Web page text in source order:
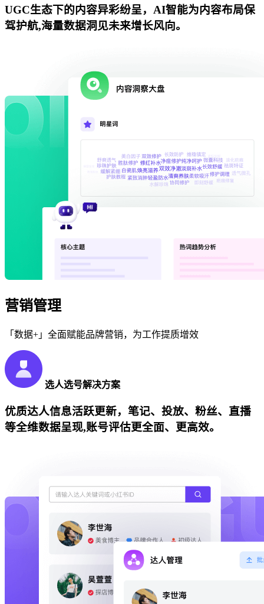
UGC生态下的内容异彩纷呈，AI智能为内容布局保
驾护航,海量数据洞见未来增长风向。
营销管理
「数据+」全面赋能品牌营销，为工作提质增效
选人选号解决方案
优质达人信息活跃更新，笔记、投放、粉丝、直播
等全维数据呈现,账号评估更全面、更高效。